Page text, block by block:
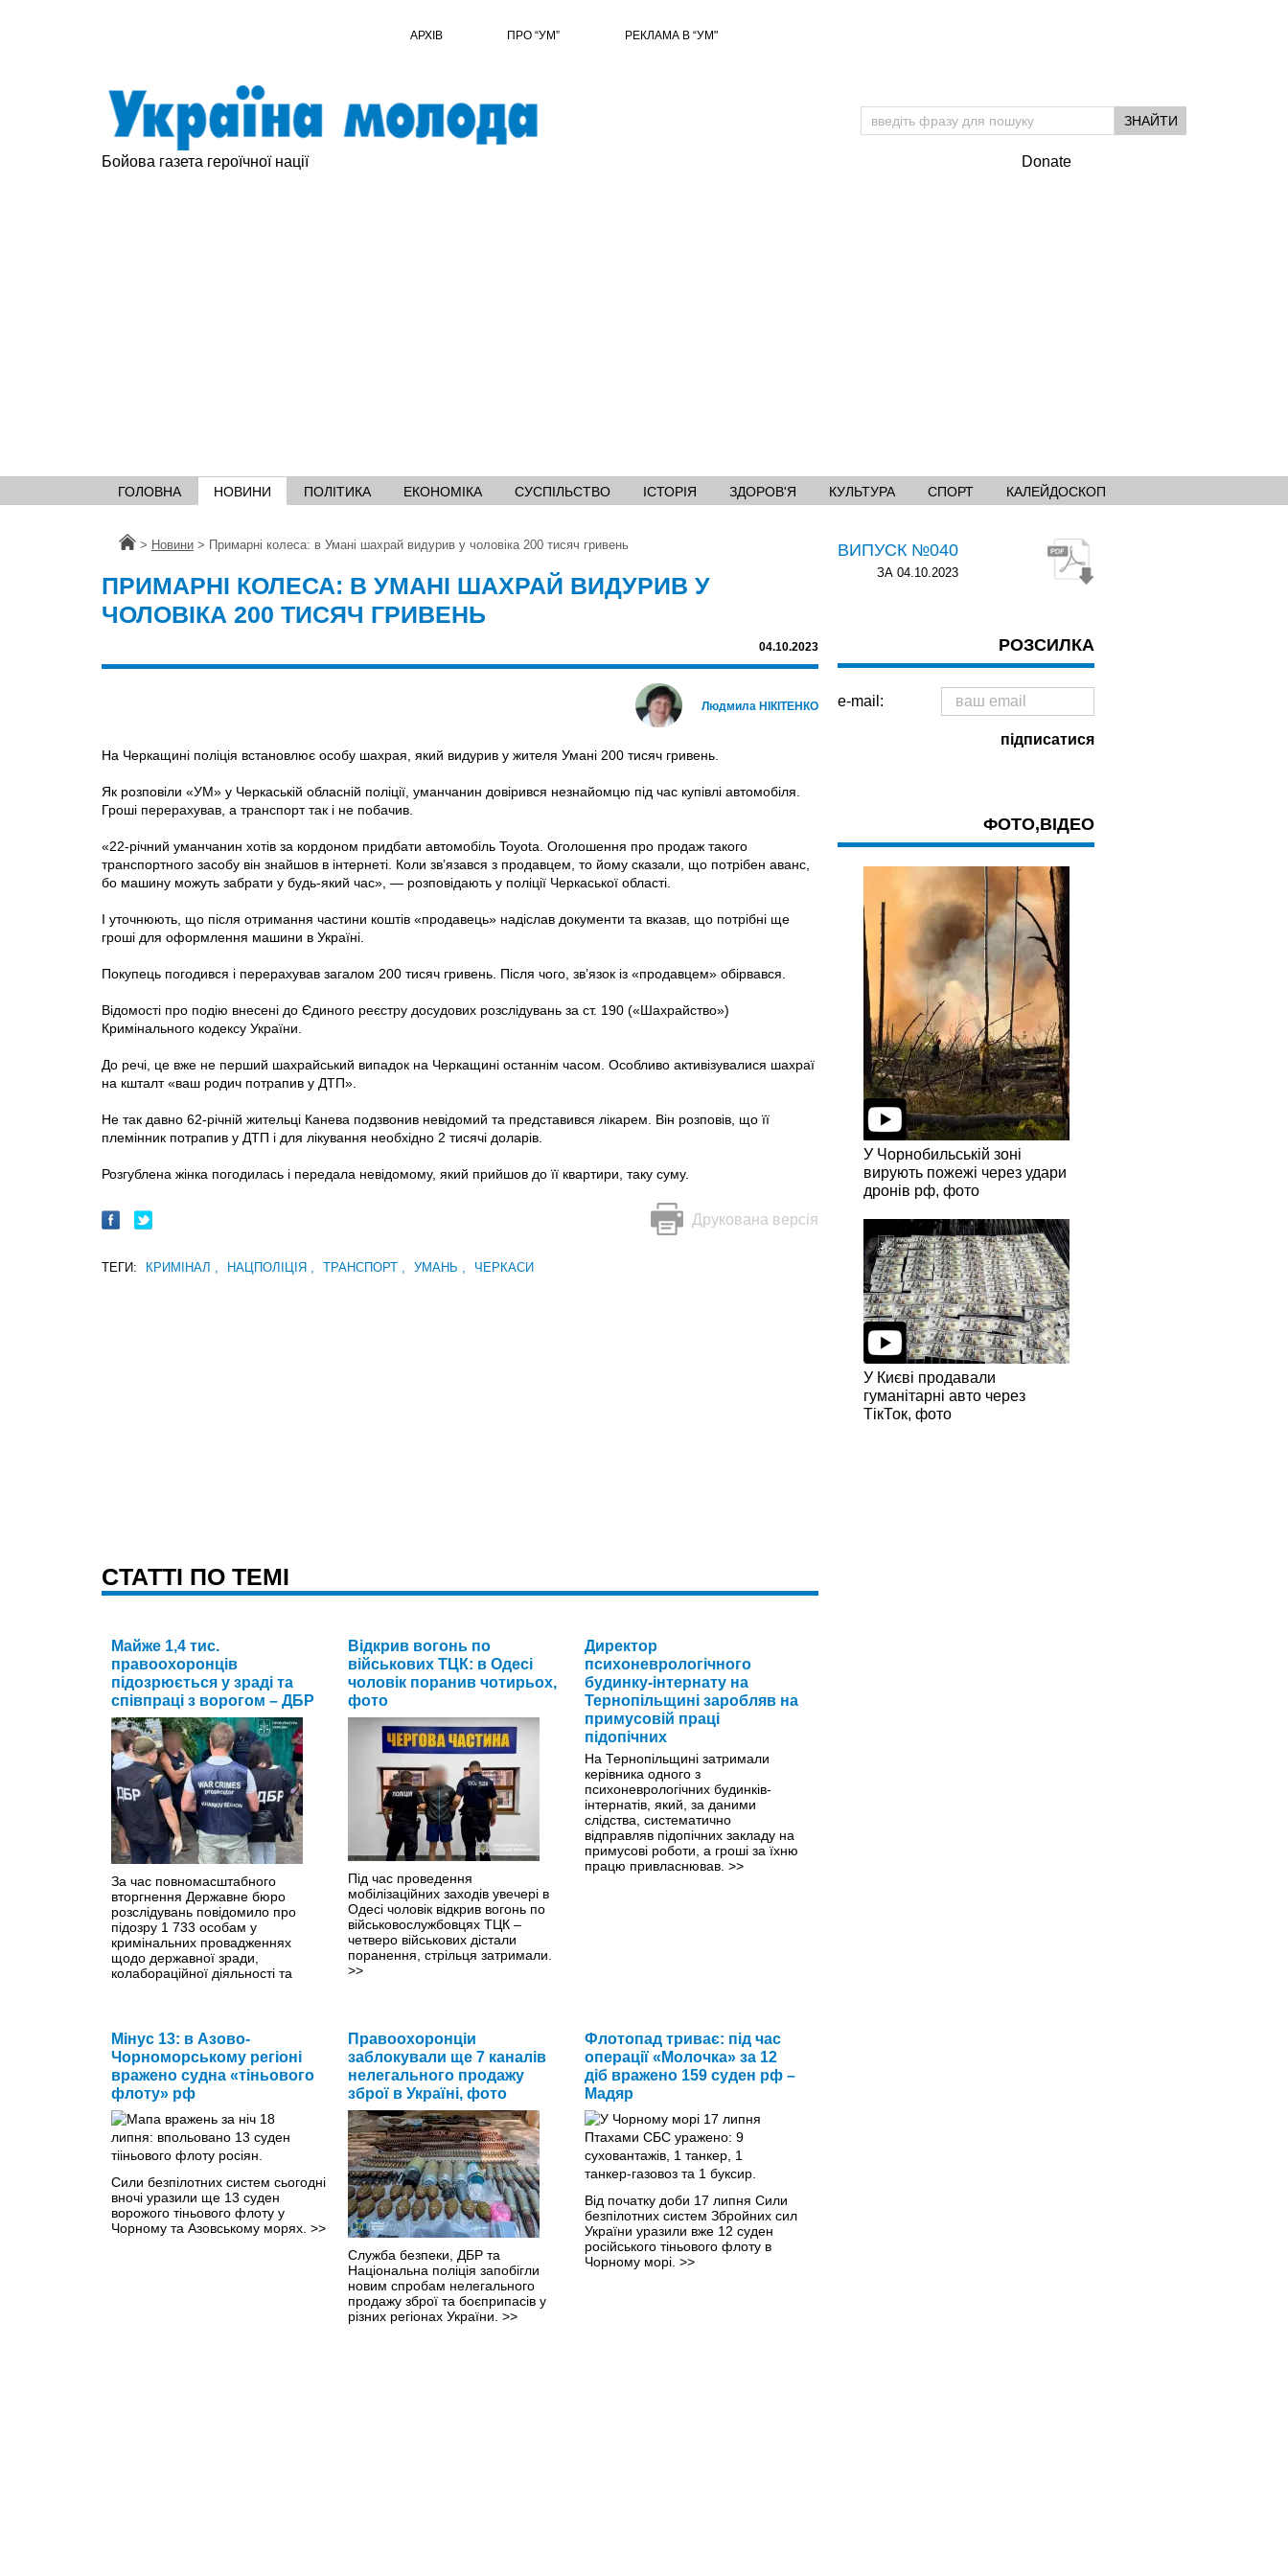
АРХІВ ПРО “УМ” РЕКЛАМА В “УМ"
Бойова газета героїчної нації Donate
ГОЛОВНА НОВИНИ ПОЛІТИКА ЕКОНОМІКА СУСПІЛЬСТВО ІСТОРІЯ ЗДОРОВ'Я КУЛЬТУРА СПОРТ КАЛЕЙДОСКОП
Головна
> Новини > Примарні колеса: в Умані шахрай видурив у чоловіка 200 тисяч гривень
ПРИМАРНІ КОЛЕСА: В УМАНІ ШАХРАЙ ВИДУРИВ У
ЧОЛОВІКА 200 ТИСЯЧ ГРИВЕНЬ
04.10.2023
Людмила НІКІТЕНКО
На Черкащині поліція встановлює особу шахрая, який видурив у жителя Умані 200 тисяч гривень.
Як розповіли «УМ» у Черкаській обласній поліції, уманчанин довірився незнайомцю під час купівлі автомобіля.
Гроші перерахував, а транспорт так і не побачив.
«22-річний уманчанин хотів за кордоном придбати автомобіль Toyota. Оголошення про продаж такого
транспортного засобу він знайшов в інтернеті. Коли зв’язався з продавцем, то йому сказали, що потрібен аванс,
бо машину можуть забрати у будь-який час», — розповідають у поліції Черкаської області.
І уточнюють, що після отримання частини коштів «продавець» надіслав документи та вказав, що потрібні ще
гроші для оформлення машини в Україні.
Покупець погодився і перерахував загалом 200 тисяч гривень. Після чого, зв’язок із «продавцем» обірвався.
Відомості про подію внесені до Єдиного реєстру досудових розслідувань за ст. 190 («Шахрайство»)
Кримінального кодексу України.
До речі, це вже не перший шахрайський випадок на Черкащині останнім часом. Особливо активізувалися шахраї
на кшталт «ваш родич потрапив у ДТП».
Не так давно 62-річній жительці Канева подзвонив невідомий та представився лікарем. Він розповів, що її
племінник потрапив у ДТП і для лікування необхідно 2 тисячі доларів.
Розгублена жінка погодилась і передала невідомому, який прийшов до її квартири, таку суму.
Друкована версія
ТЕГИ: КРИМІНАЛ НАЦПОЛІЦІЯ ТРАНСПОРТ УМАНЬ ЧЕРКАСИ
CТАТТІ ПО ТЕМІ
Майже 1,4 тис.
правоохоронців
підозрюється у зраді та
співпраці з ворогом – ДБР
За час повномасштабного
вторгнення Державне бюро
розслідувань повідомило про
підозру 1 733 особам у
кримінальних провадженнях
щодо державної зради,
колабораційної діяльності та
Відкрив вогонь по
військових ТЦК: в Одесі
чоловік поранив чотирьох,
фото
Під час проведення
мобілізаційних заходів увечері в
Одесі чоловік відкрив вогонь по
військовослужбовцях ТЦК –
четверо військових дістали
поранення, стрільця затримали.
>>
Директор
психоневрологічного
будинку-інтернату на
Тернопільщині заробляв на
примусовій праці
підопічних
На Тернопільщині затримали
керівника одного з
психоневрологічних будинків-
інтернатів, який, за даними
слідства, систематично
відправляв підопічних закладу на
примусові роботи, а гроші за їхню
працю привласнював. >>
Мінус 13: в Азово-
Чорноморському регіоні
вражено судна «тіньового
флоту» рф
Сили безпілотних систем сьогодні
вночі уразили ще 13 суден
ворожого тіньового флоту у
Чорному та Азовському морях. >>
Правоохоронціи
заблокували ще 7 каналів
нелегального продажу
зброї в Україні, фото
Служба безпеки, ДБР та
Національна поліція запобігли
новим спробам нелегального
продажу зброї та боєприпасів у
різних регіонах України. >>
Флотопад триває: під час
операції «Молочка» за 12
діб вражено 159 суден рф –
Мадяр
Від початку доби 17 липня Сили
безпілотних систем Збройних сил
України уразили вже 12 суден
російського тіньового флоту в
Чорному морі. >>
ВИПУСК №040
ЗА 04.10.2023
РОЗСИЛКА
e-mail:
ФОТО,ВІДЕО
У Чорнобильській зоні
вирують пожежі через удари
дронів рф, фото
У Києві продавали
гуманітарні авто через
ТікТок, фото